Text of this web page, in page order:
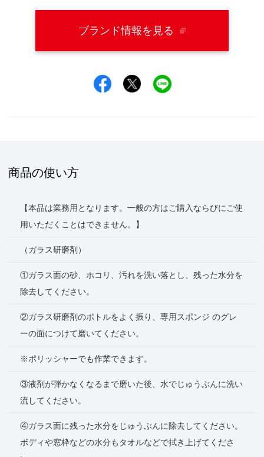
ブランド情報を見る
Facebookでシェア
XでシェアLINEでシェア
商品の使い方
【本品は業務用となります。一般の方はご購入ならびにご使
用いただくことはできません。】
（ガラス研磨剤）
①ガラス面の砂、ホコリ、汚れを洗い落とし、残った水分を
除去してください。
②ガラス研磨剤のボトルをよく振り、専用スポンジ のグレ
ーの面につけて磨いてください。
※ポリッシャーでも作業できます。
③液剤が弾かなくなるまで磨いた後、水でじゅうぶんに洗い
流してください。
④ガラス面に残った水分をじゅうぶんに除去してください。
ボディや窓枠などの水分もタオルなどで拭き上げてくださ